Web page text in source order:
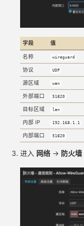
字段 值
名称 wireguard
协议 UDP
源区域 wan
外部端口 51820
目标区域 lan
内部 IP 192.168.1.1
内部端口
51820
进入 网络 → 防火墙